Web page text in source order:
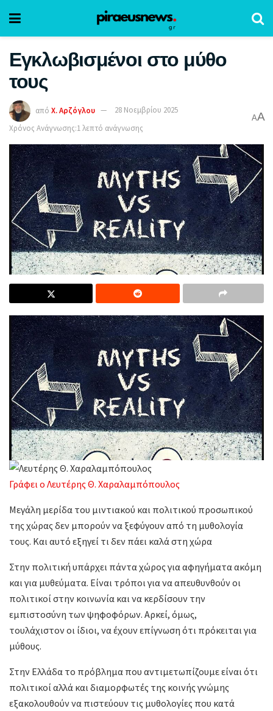
Εγκλωβισμένοι στο μύθο
τους
από Χ. Αρζόγλου
28 Νοεμβρίου 2025
Χρόνος Ανάγνωσης:1 λεπτό ανάγνωσης
AA
Γράφει ο Λευτέρης Θ. Χαραλαμπόπουλος
Μεγάλη μερίδα του μιντιακού και πολιτικού προσωπικού
της χώρας δεν μπορούν να ξεφύγουν από τη μυθολογία
τους. Και αυτό εξηγεί τι δεν πάει καλά στη χώρα
Στην πολιτική υπάρχει πάντα χώρος για αφηγήματα ακόμη
και για μυθεύματα. Είναι τρόποι για να απευθυνθούν οι
πολιτικοί στην κοινωνία και να κερδίσουν την
εμπιστοσύνη των ψηφοφόρων. Αρκεί, όμως,
τουλάχιστον οι ίδιοι, να έχουν επίγνωση ότι πρόκειται για
μύθους.
Στην Ελλάδα το πρόβλημα που αντιμετωπίζουμε είναι ότι
πολιτικοί αλλά και διαμορφωτές της κοινής γνώμης
εξακολουθούν να πιστεύουν τις μυθολογίες που κατά